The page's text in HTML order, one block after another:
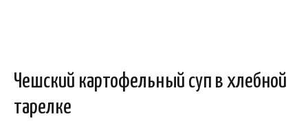
Чешский картофельный суп в хлебной
тарелке